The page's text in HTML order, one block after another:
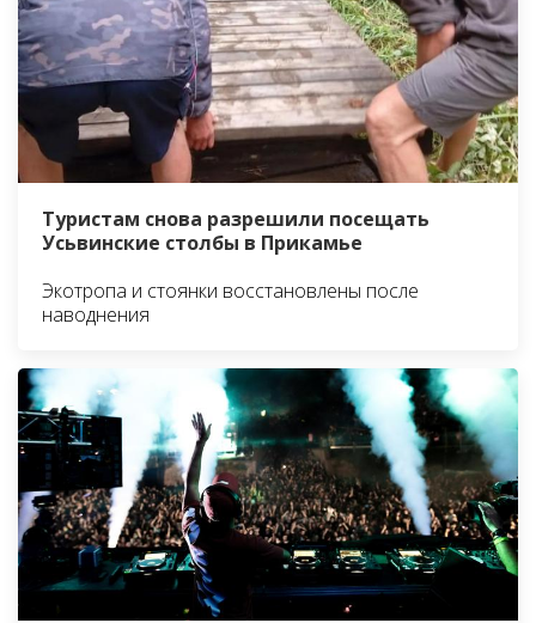
Туристам снова разрешили посещать
Усьвинские столбы в Прикамье
Экотропа и стоянки восстановлены после
наводнения